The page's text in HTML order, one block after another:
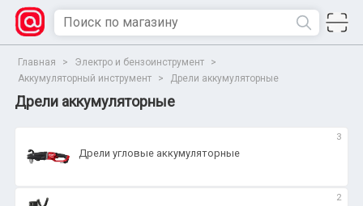
Главная > Электро и бензоинструмент
>
Аккумуляторный инструмент
> Дрели аккумуляторные
Дрели аккумуляторные
Дрели угловые аккумуляторные
3
2